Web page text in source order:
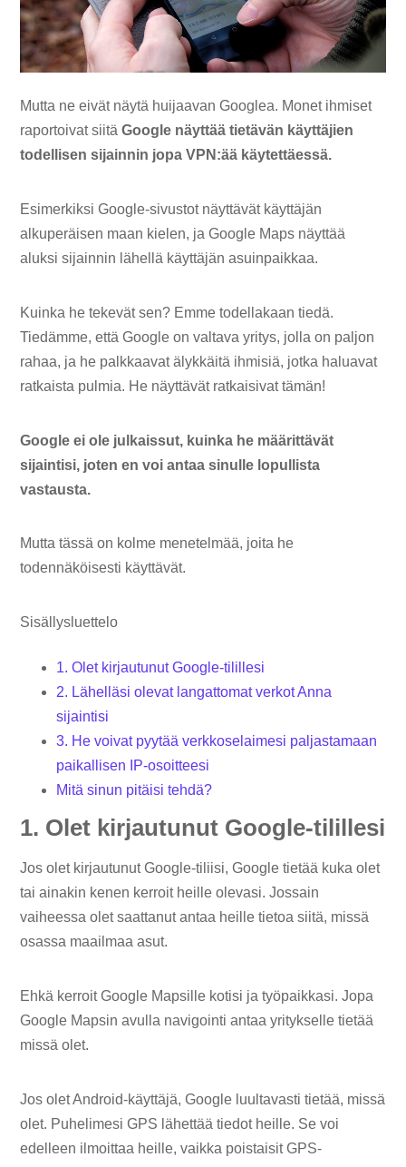
Mutta ne eivät näytä huijaavan Googlea. Monet ihmiset
raportoivat siitäGoogle näyttää tietävän käyttäjien
todellisen sijainnin jopa VPN:ää käytettäessä.
Esimerkiksi Google-sivustot näyttävät käyttäjän
alkuperäisen maan kielen, ja Google Maps näyttää
aluksi sijainnin lähellä käyttäjän asuinpaikkaa.
Kuinka he tekevät sen? Emme todellakaan tiedä.
Tiedämme, että Google on valtava yritys, jolla on paljon
rahaa, ja he palkkaavat älykkäitä ihmisiä, jotka haluavat
ratkaista pulmia. He näyttävät ratkaisivat tämän!
Google ei ole julkaissut, kuinka he määrittävät
sijaintisi, joten en voi antaa sinulle lopullista
vastausta.
Mutta tässä on kolme menetelmää, joita he
todennäköisesti käyttävät.
Sisällysluettelo
1. Olet kirjautunut Google-tilillesi
2. Lähelläsi olevat langattomat verkot Anna
sijaintisi
3. He voivat pyytää verkkoselaimesi paljastamaan
paikallisen IP-osoitteesi
Mitä sinun pitäisi tehdä?
1. Olet kirjautunut Google-tilillesi
Jos olet kirjautunut Google-tiliisi, Google tietää kuka olet
tai ainakin kenen kerroit heille olevasi. Jossain
vaiheessa olet saattanut antaa heille tietoa siitä, missä
osassa maailmaa asut.
Ehkä kerroit Google Mapsille kotisi ja työpaikkasi. Jopa
Google Mapsin avulla navigointi antaa yritykselle tietää
missä olet.
Jos olet Android-käyttäjä, Google luultavasti tietää, missä
olet. Puhelimesi GPS lähettää tiedot heille. Se voi
edelleen ilmoittaa heille, vaikka poistaisit GPS-